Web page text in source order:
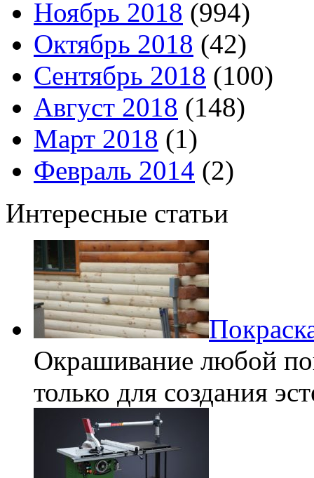
Ноябрь 2018 (994)
Октябрь 2018 (42)
Сентябрь 2018 (100)
Август 2018 (148)
Март 2018 (1)
Февраль 2014 (2)
Интересные статьи
Окрашивание любой
только для создания